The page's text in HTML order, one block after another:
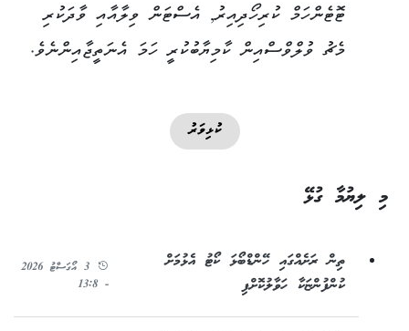
ޓޮޓެންހަމް ކުރިހޯދިއިރު, އެސްޓަން ވިލާއާއި ވާދަކުރި
މެޗު ވުލްވްސްއިން ކާމިޔާބުކުރީ ހަމަ އެނަތީޖާއިންނެވެ.
ކުޅިވަރު
މި ލިޔުމާ ގުޅޭ
ތިން ރަށެއްގައި ހޭންޑްބޯޅަ ކޯޓު އެޅުމަށް
ކުންފުންޏަކާ ހަވާލުކޮށްފި
3 އޯގަސްޓު 2026
- 13:8